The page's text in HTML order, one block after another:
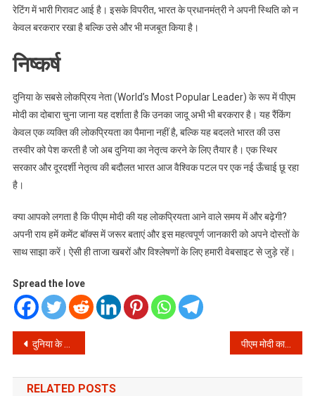
रेटिंग में भारी गिरावट आई है। इसके विपरीत, भारत के प्रधानमंत्री ने अपनी स्थिति को न
केवल बरकरार रखा है बल्कि उसे और भी मजबूत किया है।
निष्कर्ष
दुनिया के सबसे लोकप्रिय नेता (World’s Most Popular Leader) के रूप में पीएम
मोदी का दोबारा चुना जाना यह दर्शाता है कि उनका जादू अभी भी बरकरार है। यह रैंकिंग
केवल एक व्यक्ति की लोकप्रियता का पैमाना नहीं है, बल्कि यह बदलते भारत की उस
तस्वीर को पेश करती है जो अब दुनिया का नेतृत्व करने के लिए तैयार है। एक स्थिर
सरकार और दूरदर्शी नेतृत्व की बदौलत भारत आज वैश्विक पटल पर एक नई ऊँचाई छू रहा
है।
क्या आपको लगता है कि पीएम मोदी की यह लोकप्रियता आने वाले समय में और बढ़ेगी?
अपनी राय हमें कमेंट बॉक्स में जरूर बताएं और इस महत्वपूर्ण जानकारी को अपने दोस्तों के
साथ साझा करें। ऐसी ही ताजा खबरों और विश्लेषणों के लिए हमारी वेबसाइट से जुड़े रहें।
Spread the love
Post
navigation
दुनिया के सबसे लोकप्रिय नेता की लिस्ट में पीएम मोदी ने फिर मारी बाजी, डोनाल्ड ट्रंप को पछाड़ा – जानें क्या है वजह! पीएम मोदी का जलवा: फिर बने दुनिया के सबसे लोकप्रिय नेता, लोकप्रियता में ट्रंप और बाइडन को पछाड़ा!
RELATED POSTS